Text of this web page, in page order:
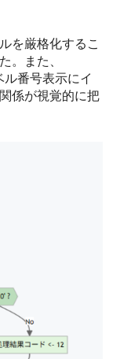
を厳格化するこ
。また、
ル番号表示にイ
係が視覚的に把